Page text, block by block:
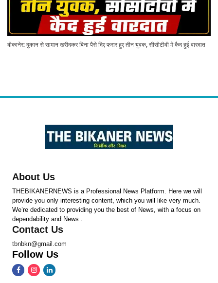
बीकानेर: दुकान से सामान खरीदकर बिना पैसे दिए फरार हुए तीन युवक, सीसीटीवी में कैद हुई वारदात
About Us
THEBIKANERNEWS is a Professional News Platform. Here we will
provide you only interesting content, which you will like very much.
We’re dedicated to providing you the best of News, with a focus on
dependability and News .
Contact Us
tbnbkn@gmail.com
Follow Us